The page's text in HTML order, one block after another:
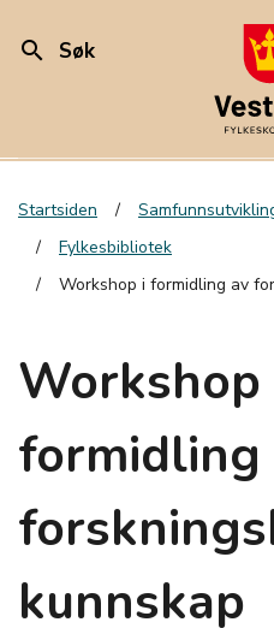
search Søk
Startsiden
Fylkesbibliotek
Workshop i formidling av
Workshop
formidling
kunnskap